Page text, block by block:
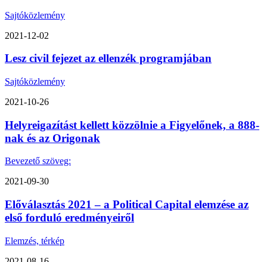
Sajtóközlemény
2021-12-02
Lesz civil fejezet az ellenzék programjában
Sajtóközlemény
2021-10-26
Helyreigazítást kellett közzölnie a Figyelőnek, a 888-
nak és az Origonak
Bevezető szöveg:
2021-09-30
Előválasztás 2021 – a Political Capital elemzése az
első forduló eredményeiről
Elemzés, térkép